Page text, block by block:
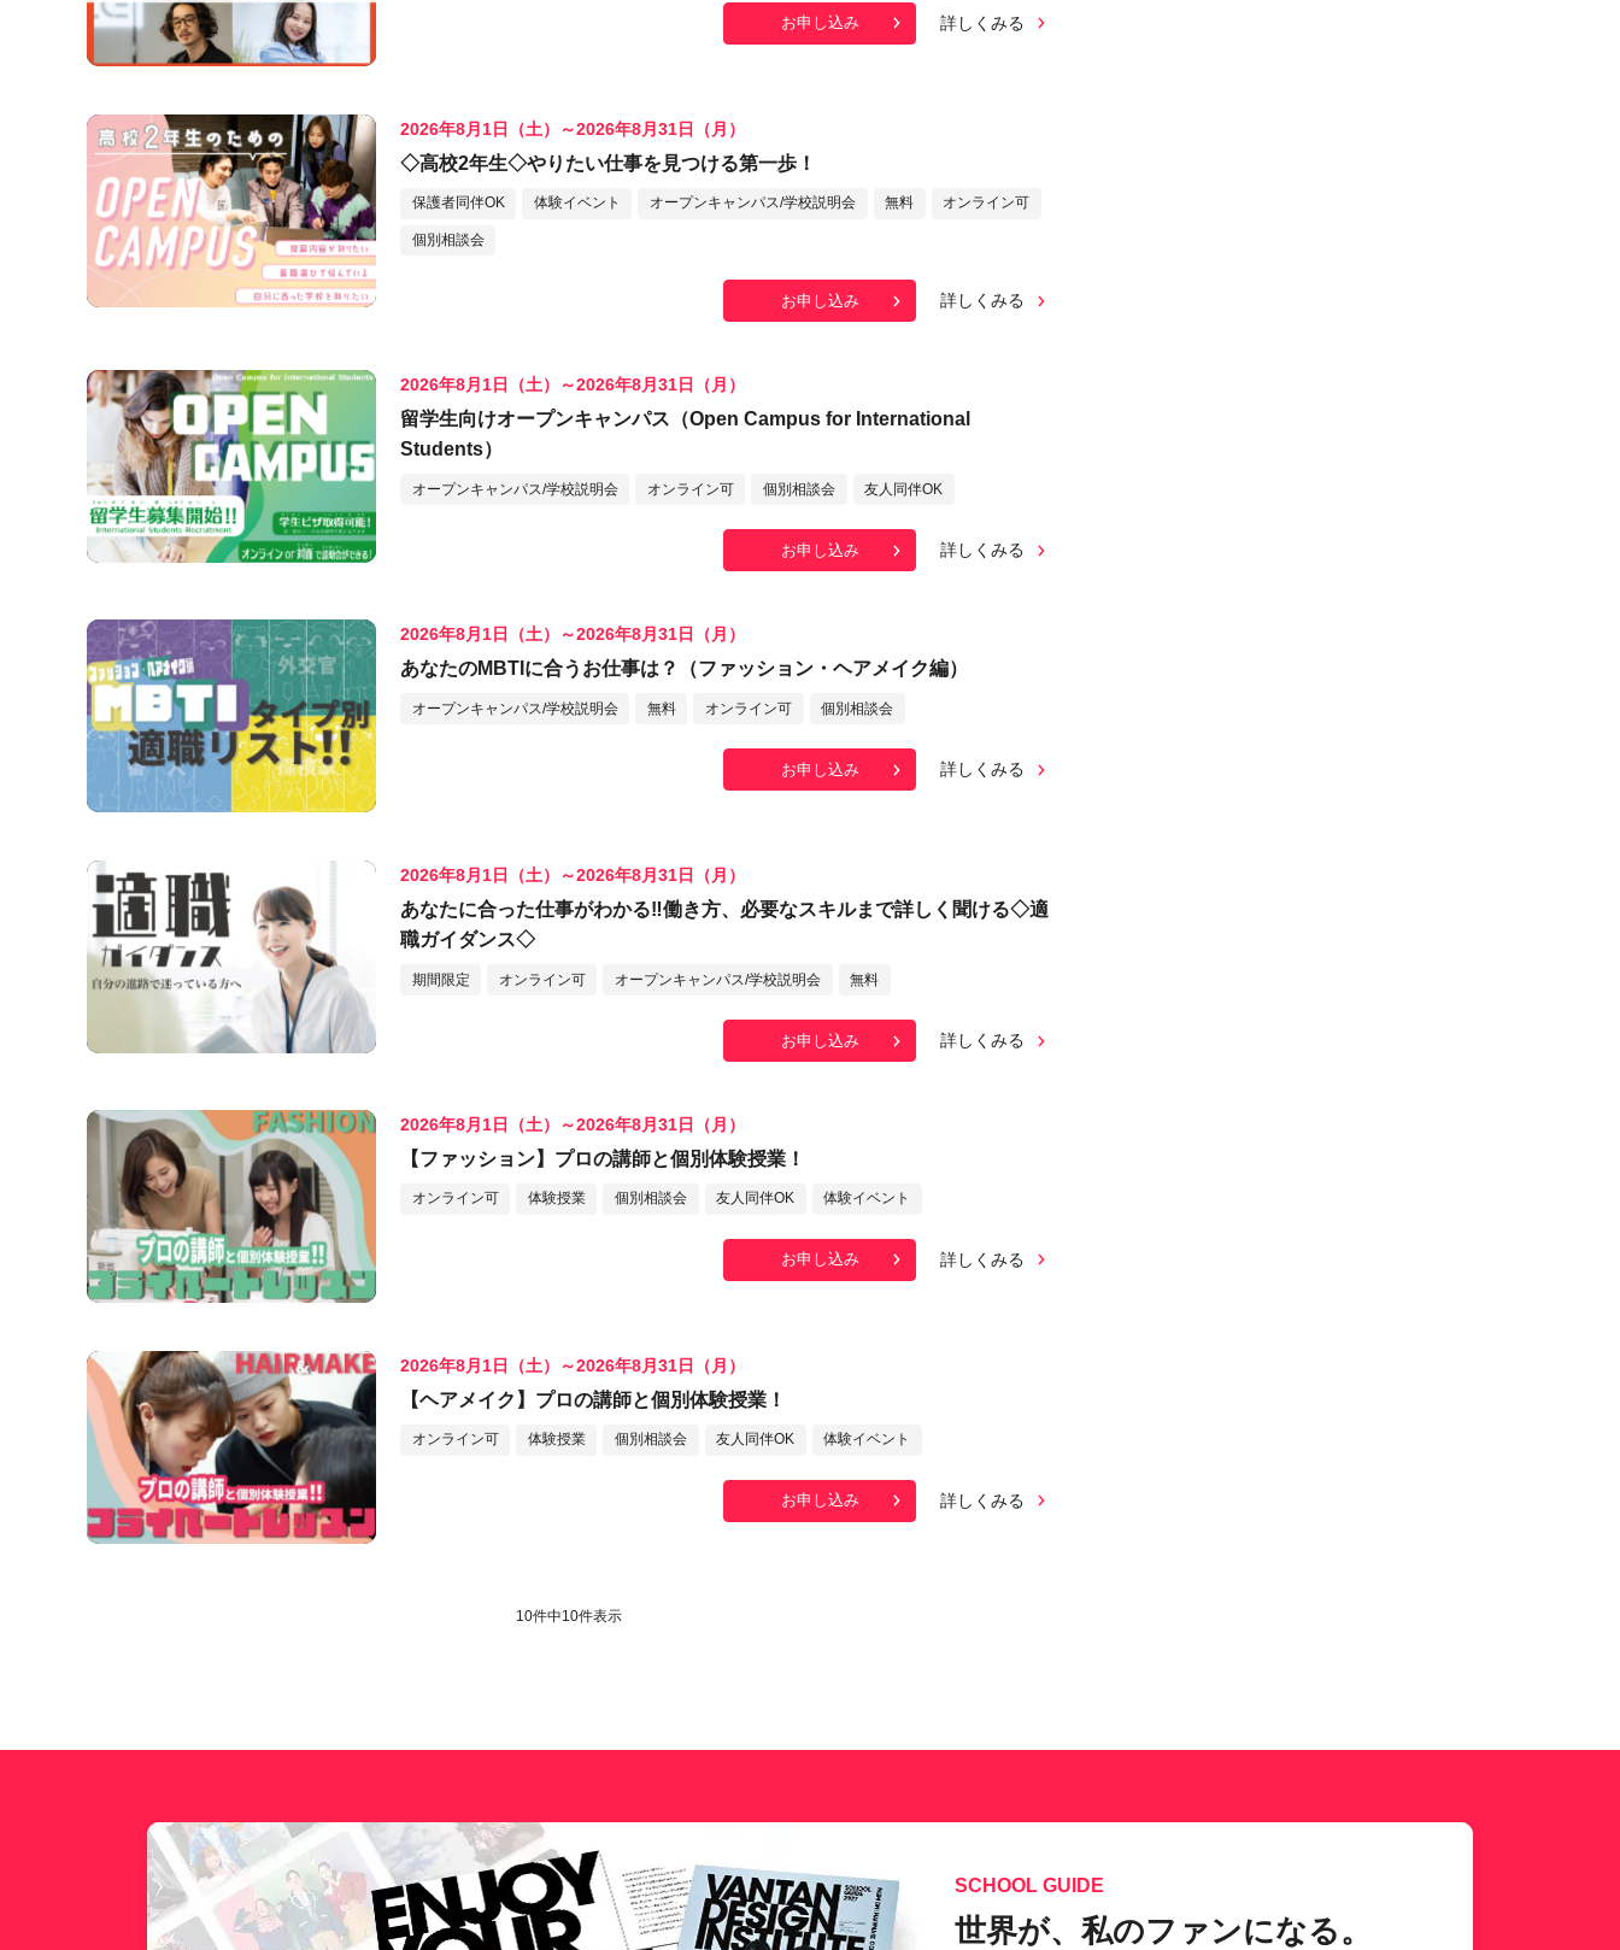
お申し込み 詳しくみる
2026年8月1日（土）～2026年8月31日（月）
◇高校2年生◇やりたい仕事を見つける第一歩！
保護者同伴OK 体験イベント オープンキャンパス/学校説明会 無料 オンライン可
個別相談会
お申し込み 詳しくみる
2026年8月1日（土）～2026年8月31日（月）
留学生向けオープンキャンパス（Open Campus for International
Students）
オープンキャンパス/学校説明会 オンライン可 個別相談会 友人同伴OK
お申し込み 詳しくみる
2026年8月1日（土）～2026年8月31日（月）
あなたのMBTIに合うお仕事は？（ファッション・ヘアメイク編）
オープンキャンパス/学校説明会 無料 オンライン可 個別相談会
お申し込み 詳しくみる
2026年8月1日（土）～2026年8月31日（月）
あなたに合った仕事がわかる‼働き方、必要なスキルまで詳しく聞ける◇適
職ガイダンス◇
期間限定 オンライン可 オープンキャンパス/学校説明会 無料
お申し込み 詳しくみる
2026年8月1日（土）～2026年8月31日（月）
【ファッション】プロの講師と個別体験授業！
オンライン可 体験授業 個別相談会 友人同伴OK 体験イベント
お申し込み 詳しくみる
2026年8月1日（土）～2026年8月31日（月）
【ヘアメイク】プロの講師と個別体験授業！
オンライン可 体験授業 個別相談会 友人同伴OK 体験イベント
お申し込み 詳しくみる
10件中10件表示
SCHOOL GUIDE
世界が、私のファンになる。